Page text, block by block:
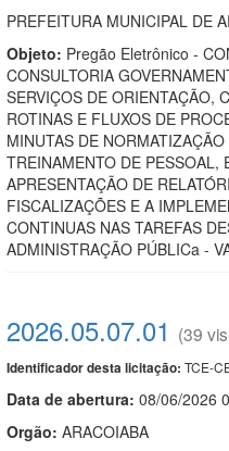
PREFEITURA MUNICIPAL DE
Objeto: Pregão Eletrônico -
CONSULTORIA
SERVIÇOS DE ORIENTAÇÃO,
ROTINAS E FLUXOS DE
MINUTAS DE
TREINAMENTO DE PESSOAL,
APRESENTAÇÃO DE
FISCALIZAÇÕES E A
CONTINUAS NAS TAREFAS
ADMINISTRAÇÃO PÚBLICa -
2026.05.07.01 (39
Identificador desta licitação: TCE-
Data de abertura: 08/06/2026
Orgão: ARACOIABA